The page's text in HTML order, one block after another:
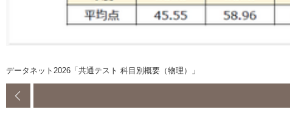
データネット2026「共通テスト 科目別概要（物理）」